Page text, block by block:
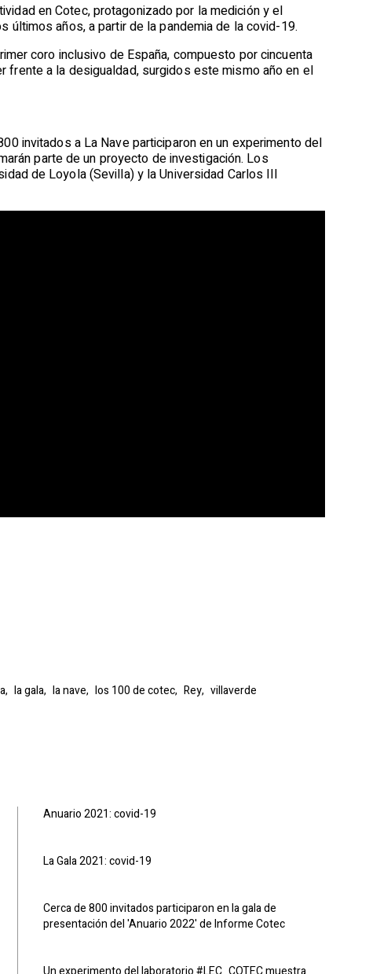
en Cotec, protagonizado por la medición y el
últimos años, a partir de la pandemia de la covid-19.
coro inclusivo de España, compuesto por cincuenta
frente a la desigualdad, surgidos este mismo año en el
invitados a La Nave participaron en un experimento del
parte de un proyecto de investigación. Los
de Loyola (Sevilla) y la Universidad Carlos III
la gala, la nave, los 100 de cotec, Rey, villaverde
Anuario 2021: covid-19
La Gala 2021: covid-19
Cerca de 800 invitados participaron en la gala de
presentación del 'Anuario 2022' de Informe Cotec